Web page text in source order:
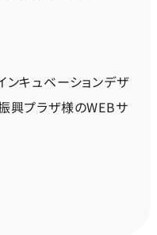
キュベーションデザ
興プラザ様のWEBサ